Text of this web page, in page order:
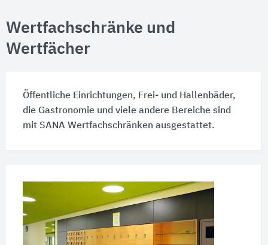
Wertfachschränke und
Wertfächer
Öffentliche Einrichtungen, Frei- und Hallenbäder,
die Gastronomie und viele andere Bereiche sind
mit SANA Wertfachschränken ausgestattet.